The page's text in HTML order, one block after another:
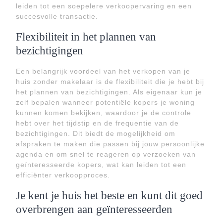
leiden tot een soepelere verkoopervaring en een
succesvolle transactie.
Flexibiliteit in het plannen van
bezichtigingen
Een belangrijk voordeel van het verkopen van je
huis zonder makelaar is de flexibiliteit die je hebt bij
het plannen van bezichtigingen. Als eigenaar kun je
zelf bepalen wanneer potentiële kopers je woning
kunnen komen bekijken, waardoor je de controle
hebt over het tijdstip en de frequentie van de
bezichtigingen. Dit biedt de mogelijkheid om
afspraken te maken die passen bij jouw persoonlijke
agenda en om snel te reageren op verzoeken van
geïnteresseerde kopers, wat kan leiden tot een
efficiënter verkoopproces.
Je kent je huis het beste en kunt dit goed
overbrengen aan geïnteresseerden